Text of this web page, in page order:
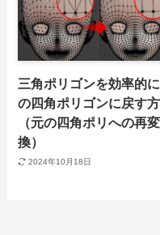
三角ポリゴンを効率的
の四角ポリゴンに戻す
（元の四角ポリへの再変
換）
2024年10月18日